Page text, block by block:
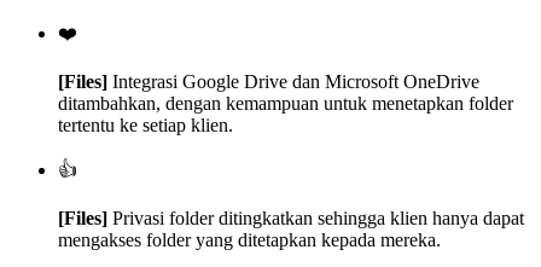
❤️
[Files] Integrasi Google Drive dan Microsoft OneDrive
ditambahkan, dengan kemampuan untuk menetapkan folder
tertentu ke setiap klien.
👍
[Files] Privasi folder ditingkatkan sehingga klien hanya dapat
mengakses folder yang ditetapkan kepada mereka.